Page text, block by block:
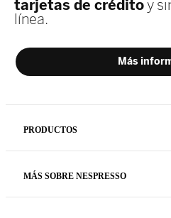
PRODUCTOS
MÁS SOBRE NESPRESSO